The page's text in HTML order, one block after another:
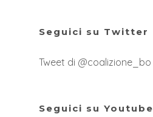
Seguici su Twitter
Tweet di @coalizione_bo
Seguici su Youtube